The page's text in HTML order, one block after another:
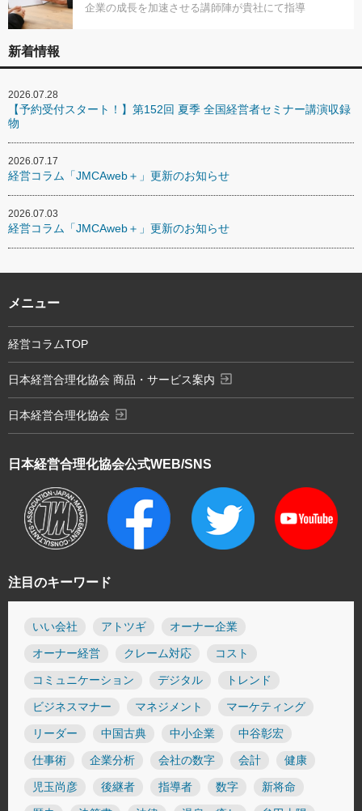
企業の成長を加速させる講師陣が貴社にて指導
新着情報
2026.07.28
【予約受付スタート！】第152回 夏季 全国経営者セミナー講演収録
物
2026.07.17
経営コラム「JMCAweb＋」更新のお知らせ
2026.07.03
経営コラム「JMCAweb＋」更新のお知らせ
注目のキーワード
いい会社 アトツギ オーナー企業
オーナー経営 クレーム対応 コスト
コミュニケーション デジタル トレンド
ビジネスマナー マネジメント マーケティング
リーダー 中国古典 中小企業 中谷彰宏
仕事術 企業分析 会社の数字 会計 健康
児玉尚彦 後継者 指導者 数字 新将命
日本経営合理化協会公式WEB/SNS
メニュー
経営コラムTOP
日本経営合理化協会 商品・サービス案内 exit_to_app
日本経営合理化協会 exit_to_app